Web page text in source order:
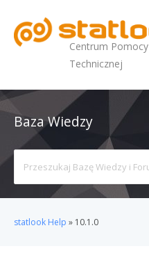
Centrum Pomocy
Technicznej
Baza Wiedzy
For
statlook Help » 10.1.0